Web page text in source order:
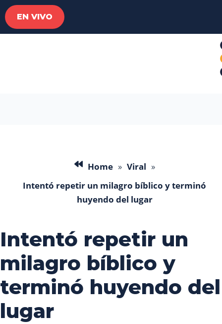
EN VIVO
Home » Viral »
Intentó repetir un milagro bíblico y terminó
huyendo del lugar
Intentó repetir un
milagro bíblico y
terminó huyendo del
lugar